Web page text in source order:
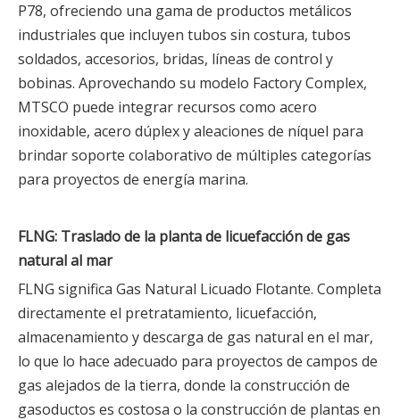
P78, ofreciendo una gama de productos metálicos
industriales que incluyen tubos sin costura, tubos
soldados, accesorios, bridas, líneas de control y
bobinas. Aprovechando su modelo Factory Complex,
MTSCO puede integrar recursos como acero
inoxidable, acero dúplex y aleaciones de níquel para
brindar soporte colaborativo de múltiples categorías
para proyectos de energía marina.
FLNG: Traslado de la planta de licuefacción de gas
natural al mar
FLNG significa Gas Natural Licuado Flotante. Completa
directamente el pretratamiento, licuefacción,
almacenamiento y descarga de gas natural en el mar,
lo que lo hace adecuado para proyectos de campos de
gas alejados de la tierra, donde la construcción de
gasoductos es costosa o la construcción de plantas en